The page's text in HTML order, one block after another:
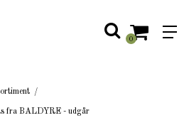
0
/
fra BALDYRE - udgår